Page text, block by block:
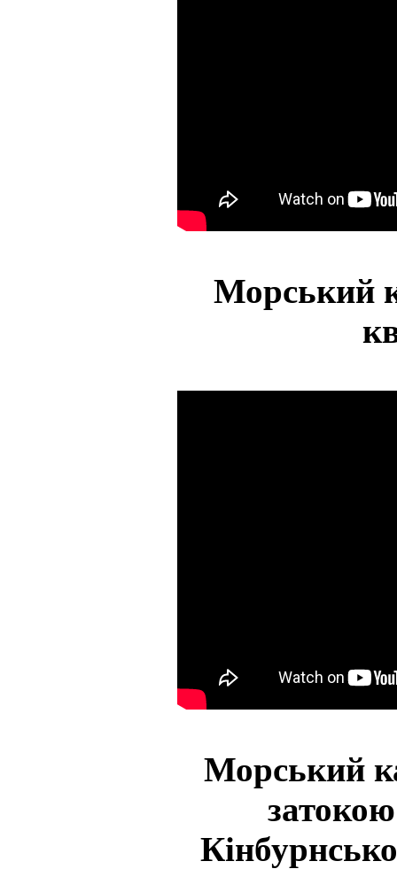
Морський
Морський